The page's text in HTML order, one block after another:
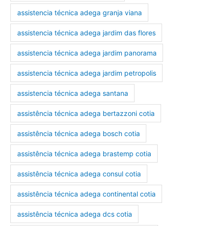
assistencia técnica adega granja viana
assistencia técnica adega jardim das flores
assistencia técnica adega jardim panorama
assistencia técnica adega jardim petropolis
assistencia técnica adega santana
assistência técnica adega bertazzoni cotia
assistência técnica adega bosch cotia
assistência técnica adega brastemp cotia
assistência técnica adega consul cotia
assistência técnica adega continental cotia
assistência técnica adega dcs cotia